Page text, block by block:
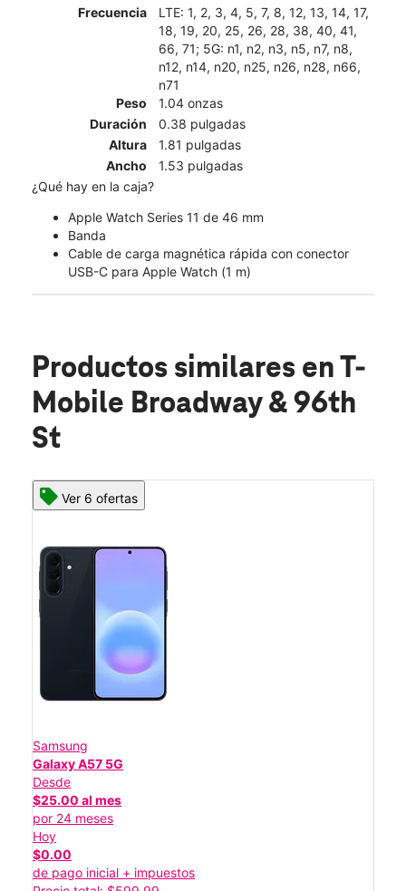
Frecuencia
LTE: 1, 2, 3, 4, 5, 7, 8, 12, 13, 14, 17,
18, 19, 20, 25, 26, 28, 38, 40, 41,
66, 71; 5G: n1, n2, n3, n5, n7, n8,
n12, n14, n20, n25, n26, n28, n66,
n71
Peso
1.04 onzas
Duración
0.38 pulgadas
Altura
1.81 pulgadas
Ancho
1.53 pulgadas
¿Qué hay en la caja?
Apple Watch Series 11 de 46 mm
Banda
Cable de carga magnética rápida con conector
USB-C para Apple Watch (1 m)
Productos similares en T-
Mobile Broadway & 96th
St
Ver 6 ofertas
Samsung
Galaxy A57 5G
Desde
$25.00 al mes
por 24 meses
Hoy
$0.00
de pago inicial + impuestos